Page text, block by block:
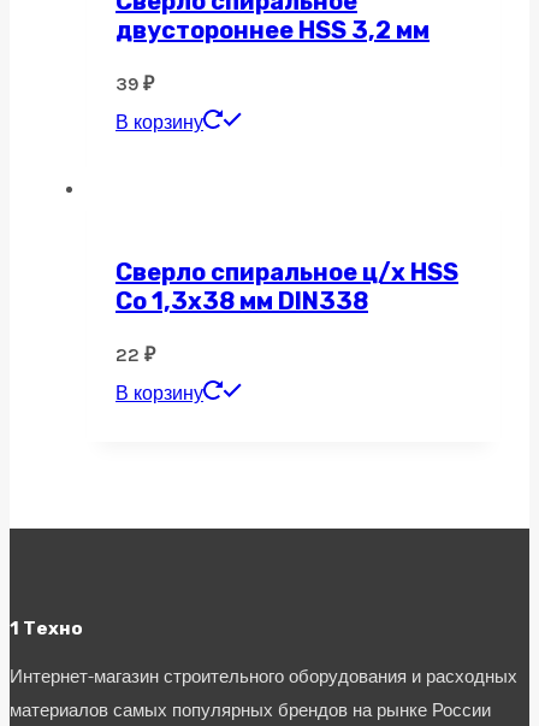
двустороннее HSS 3,2 мм
39 ₽
В корзину
Сверло спиральное ц/х HSS
Co 1,3х38 мм DIN338
22 ₽
В корзину
1 Техно
Интернет-магазин строительного оборудования и расходных
материалов самых популярных брендов на рынке России